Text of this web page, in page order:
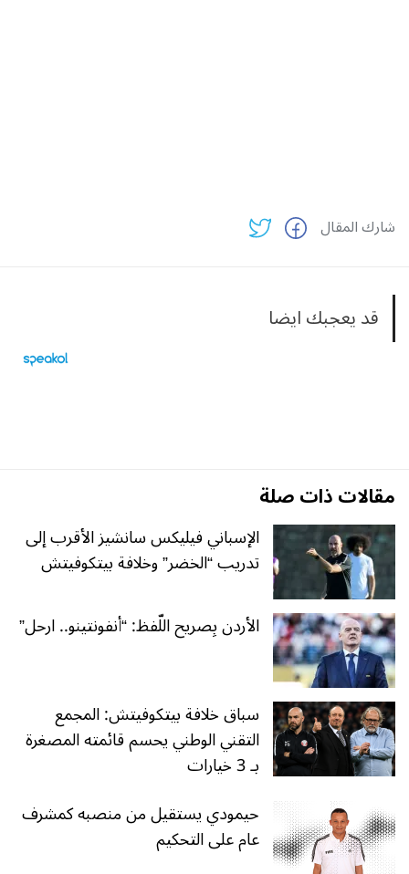
شارك المقال
قد يعجبك ايضا
مقالات ذات صلة
الإسباني فيليكس سانشيز الأقرب إلى
تدريب “الخضر” وخلافة بيتكوفيتش
الأردن بِصريح اللّفظ: “أنفونتينو.. ارحل”
سباق خلافة بيتكوفيتش: المجمع
التقني الوطني يحسم قائمته المصغرة
بـ 3 خيارات
حيمودي يستقيل من منصبه كمشرف
عام على التحكيم